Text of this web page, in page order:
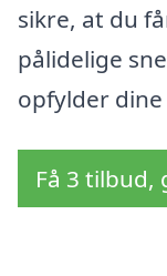
sikre, at du
pålidelige
opfylder dine
Få 3